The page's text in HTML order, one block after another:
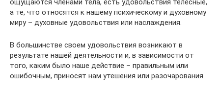
ощущаются членами тела, есть удовольствия телесные,
а те, что относятся к нашему психическому и духовному
миру – духовные удовольствия или наслаждения.
В большинстве своем удовольствия возникают в
результате нашей деятельности и, в зависимости от
того, каким было наше действие – правильным или
ошибочным, приносят нам утешения или разочарования.